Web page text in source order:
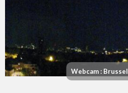
Webcam : Brussel